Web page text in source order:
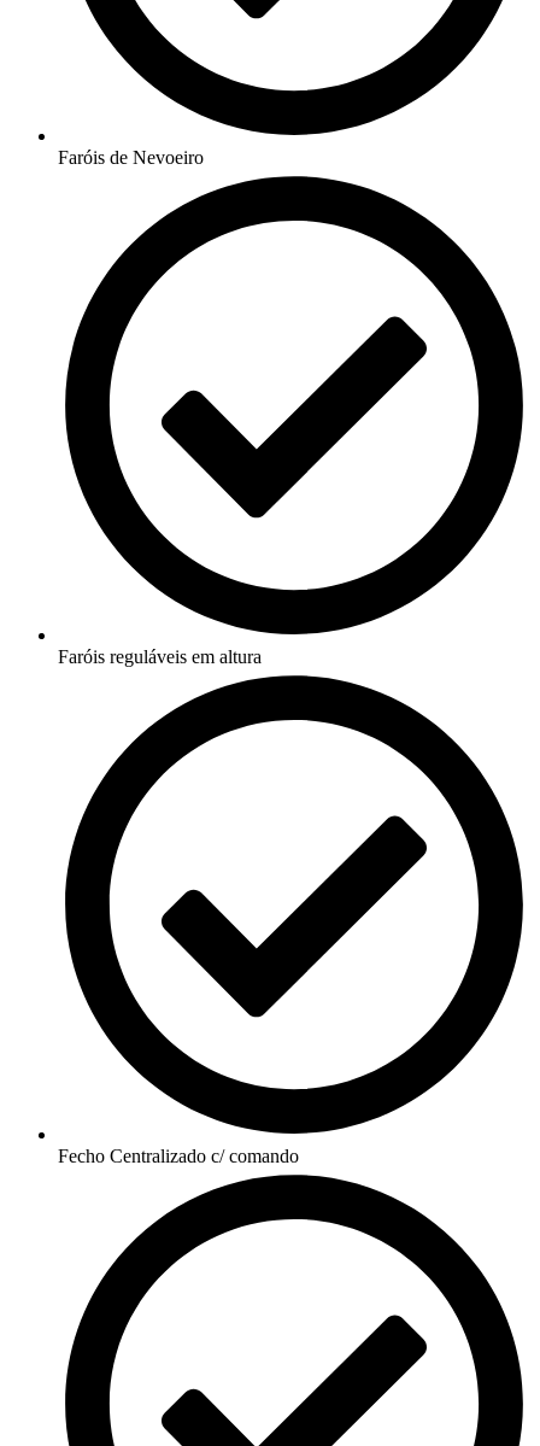
Faróis de Nevoeiro
Faróis reguláveis em altura
Fecho Centralizado c/ comando